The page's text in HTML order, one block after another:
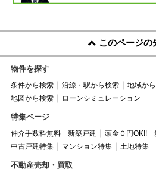
このページの
物件を探す
条件から検索 沿線・駅から検索 地域か
地図から検索
ローンシミュレーション
特集ページ
仲介手数料無料 新築戸建 頭金０円OK!!
中古戸建特集
マンション特集 土地特集
不動産売却・買取